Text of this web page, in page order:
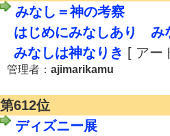
みなし＝神の考察
はじめにみなしあり み
みなしは神なりき [ アー
管理者： ajimarikamu
第612位
ディズニー展